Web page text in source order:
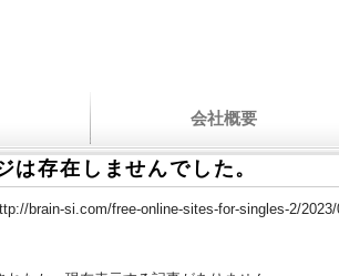
会社概要
は存在しませんでした。
brain-si.com/free-online-sites-for-singles-2/